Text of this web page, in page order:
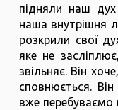
підняли наш
наша внутрішня
розкрили свої
яке не
звільняє. Він
сповнюється.
вже перебуваємо